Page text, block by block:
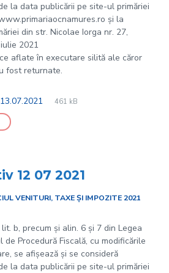
la data publicării pe site-ul primăriei
și la
din str. Nicolae Iorga nr. 27,
2021
aflate în executare silită ale căror
fost returnate.
File
pdf
File
461 kB
12 07 2021
VENITURI, TAXE ȘI IMPOZITE 2021
b, precum și alin. 6 și 7 din Legea
de Procedură Fiscală, cu modificările
se afișează și se consideră
la data publicării pe site-ul primăriei